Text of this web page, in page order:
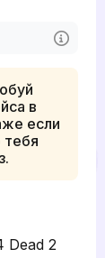
в
если
тебя
Dead 2